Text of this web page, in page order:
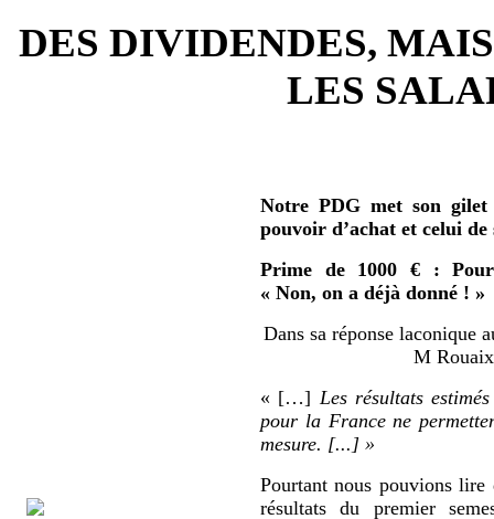
DES DIVIDENDES,
LES
Notre PDG met son
pouvoir d’achat et celui de
Prime de 1000 € :
« Non, on a déjà donné ! »
Dans sa réponse laconique
M
« […] Les résultats
pour la France ne
mesure. [...] »
Pourtant nous pouvions lire
résultats du premier